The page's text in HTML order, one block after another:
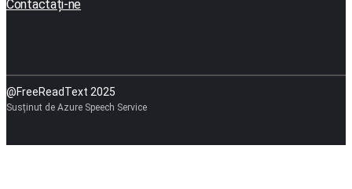
Contactați-ne
@FreeReadText 2025
Susținut de Azure Speech Service